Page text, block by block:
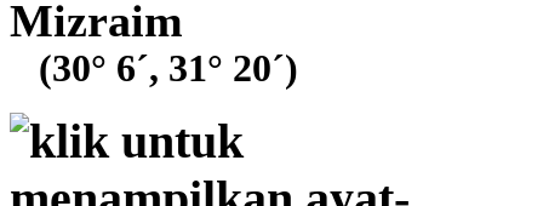
Mizraim
(30° 6´, 31° 20´)